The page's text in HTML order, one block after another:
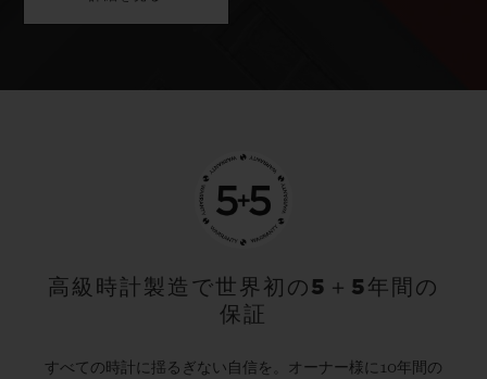
高級時計製造で世界初の5＋5年間の
保証
すべての時計に揺るぎない自信を。オーナー様に10年間の